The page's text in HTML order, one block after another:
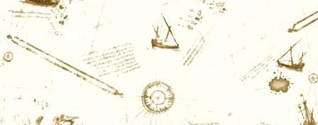
Hızlı Erişim
Ana sayfa
Hakkımızda